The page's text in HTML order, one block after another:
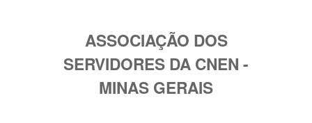
ASSOCIAÇÃO DOS
SERVIDORES DA CNEN -
MINAS GERAIS